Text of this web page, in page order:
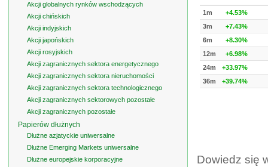
1m
+4.53%
3m
+7.43%
6m
+8.30%
12m
+6.98%
24m
+33.97%
36m
+39.74%
Dowiedz się
Akcji globalnych rynków wschodzących
Akcji chińskich
Akcji indyjskich
Akcji japońskich
Akcji rosyjskich
Akcji zagranicznych sektora energetycznego
Akcji zagranicznych sektora nieruchomości
Akcji zagranicznych sektora technologicznego
Akcji zagranicznych sektorowych pozostałe
Akcji zagranicznych pozostałe
Papierów dłużnych
Dłużne azjatyckie uniwersalne
Dłużne Emerging Markets uniwersalne
Dłużne europejskie korporacyjne